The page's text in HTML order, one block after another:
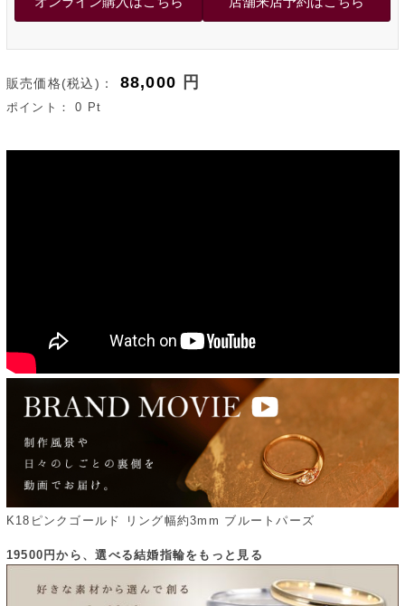
販売価格(税込)： 88,000 円
ポイント：0 Pt
K18ピンクゴールド リング幅約3mm ブルートパーズ
19500円から、選べる結婚指輪をもっと見る